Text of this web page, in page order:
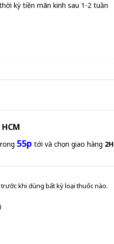
kỳ tiền mãn kinh sau 1-2 tuần
55p tới và chọn giao hàng 2H
khi dùng bất kỳ loại thuốc nào.